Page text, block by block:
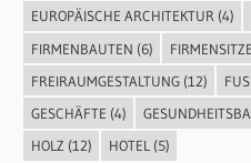
EUROPÄISCHE ARCHITEKTUR(4)
FIRMENBAUTEN (6) FIRMENSITZE
FREIRAUMGESTALTUNG(12)
GESCHÄFTE (4)
HOLZ (12) HOTEL (5)